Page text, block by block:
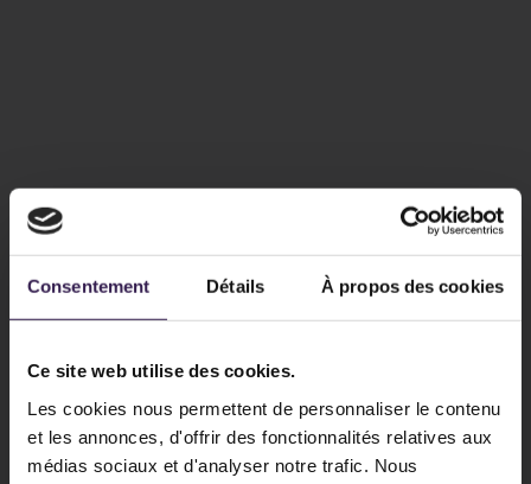
Consentement Détails À propos des cookies
Ce site web utilise des cookies.
Les cookies nous permettent de personnaliser le contenu
et les annonces, d'offrir des fonctionnalités relatives aux
médias sociaux et d'analyser notre trafic. Nous